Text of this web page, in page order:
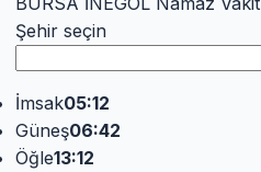
Şehir seçin
İmsak05:12
Güneş06:42
Öğle13:12